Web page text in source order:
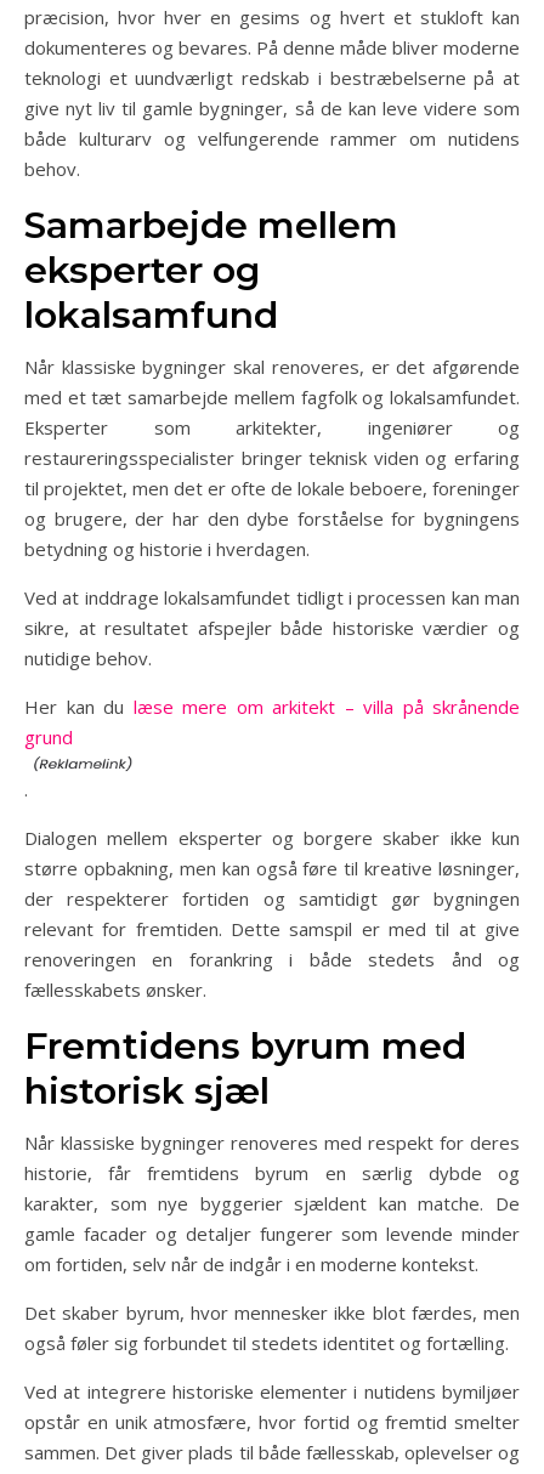
præcision, hvor hver en gesims og hvert et stukloft kan
dokumenteres og bevares. På denne måde bliver moderne
teknologi et uundværligt redskab i bestræbelserne på at
give nyt liv til gamle bygninger, så de kan leve videre som
både kulturarv og velfungerende rammer om nutidens
behov.
Samarbejde mellem
eksperter og
lokalsamfund
Når klassiske bygninger skal renoveres, er det afgørende
med et tæt samarbejde mellem fagfolk og lokalsamfundet.
Eksperter som arkitekter, ingeniører og
restaureringsspecialister bringer teknisk viden og erfaring
til projektet, men det er ofte de lokale beboere, foreninger
og brugere, der har den dybe forståelse for bygningens
betydning og historie i hverdagen.
Ved at inddrage lokalsamfundet tidligt i processen kan man
sikre, at resultatet afspejler både historiske værdier og
nutidige behov.
Her kan du læse mere om arkitekt – villa på skrånende
grund
.
Dialogen mellem eksperter og borgere skaber ikke kun
større opbakning, men kan også føre til kreative løsninger,
der respekterer fortiden og samtidigt gør bygningen
relevant for fremtiden. Dette samspil er med til at give
renoveringen en forankring i både stedets ånd og
fællesskabets ønsker.
Fremtidens byrum med
historisk sjæl
Når klassiske bygninger renoveres med respekt for deres
historie, får fremtidens byrum en særlig dybde og
karakter, som nye byggerier sjældent kan matche. De
gamle facader og detaljer fungerer som levende minder
om fortiden, selv når de indgår i en moderne kontekst.
Det skaber byrum, hvor mennesker ikke blot færdes, men
også føler sig forbundet til stedets identitet og fortælling.
Ved at integrere historiske elementer i nutidens bymiljøer
opstår en unik atmosfære, hvor fortid og fremtid smelter
sammen. Det giver plads til både fællesskab, oplevelser og